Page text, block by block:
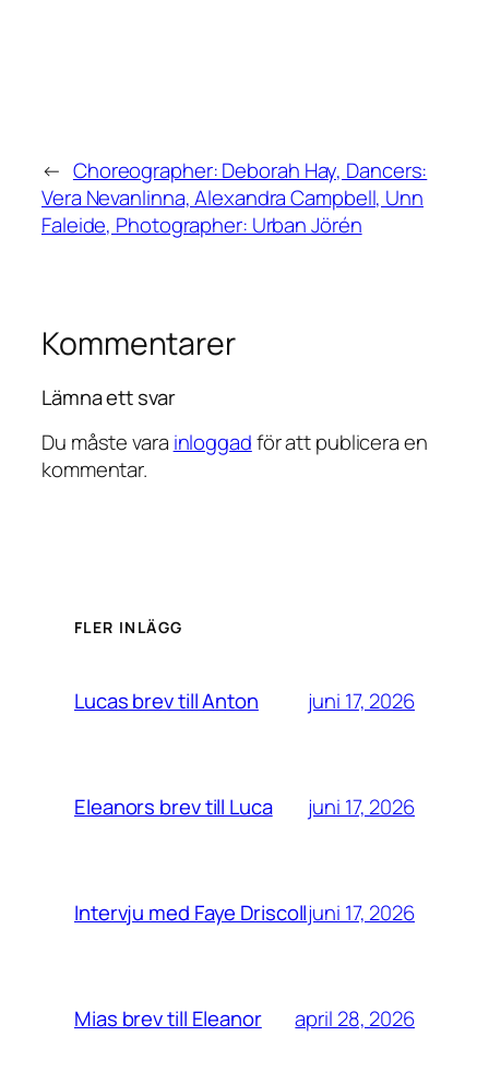
← Choreographer: Deborah Hay, Dancers:
Vera Nevanlinna, Alexandra Campbell, Unn
Faleide, Photographer: Urban Jörén
Kommentarer
Lämna ett svar
Du måste vara inloggadför att publicera en
kommentar.
FLER INLÄGG
Lucas brev till Anton juni 17, 2026
Eleanors brev till Luca juni 17, 2026
Intervju med Faye Driscolljuni 17, 2026
Mias brev till Eleanor april 28, 2026